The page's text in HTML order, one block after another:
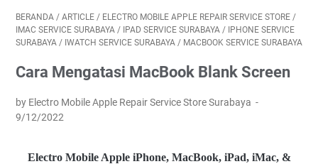
BERANDA / ARTICLE / ELECTRO MOBILE APPLE REPAIR SERVICE STORE /
IMAC SERVICE SURABAYA / IPAD SERVICE SURABAYA / IPHONE SERVICE
SURABAYA / IWATCH SERVICE SURABAYA / MACBOOK SERVICE SURABAYA
Cara Mengatasi MacBook Blank Screen
by Electro Mobile Apple Repair Service Store Surabaya
9/12/2022
Electro Mobile Apple iPhone, MacBook, iPad, iMac, &